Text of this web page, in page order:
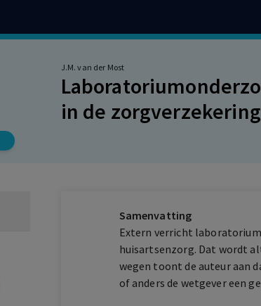
J.M. van der Most
in de zorgverzekering
Samenvatting
Extern verricht
huisartsenzorg. Dat wordt
wegen toont de auteur aan
of anders de wetgever een